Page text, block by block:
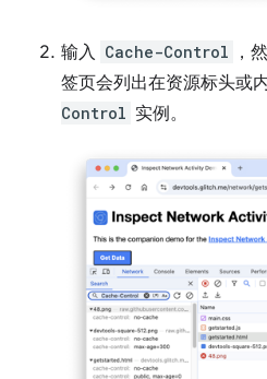
输入 Cache-Control ，
签页会列出在资源标头或
Control 实例。